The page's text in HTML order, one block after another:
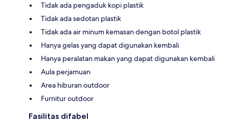
Tidak ada pengaduk kopi plastik
Tidak ada sedotan plastik
Tidak ada air minum kemasan dengan botol plastik
Hanya gelas yang dapat digunakan kembali
Hanya peralatan makan yang dapat digunakan kembali
Aula perjamuan
Area hiburan outdoor
Furnitur outdoor
Fasilitas difabel